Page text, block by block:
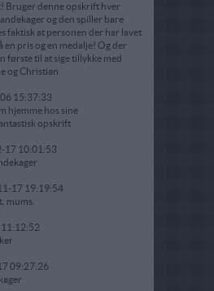
Bruger denne opskrift hver
og den spiller bare
faktisk at personen der har lavet
pris og en medalje! Og der
første til at sige tillykke med
og Christian
15:37:33
hjemme hos sine
opskrift
17 10:01:53
17 19:19:54
mums.
09:27:26